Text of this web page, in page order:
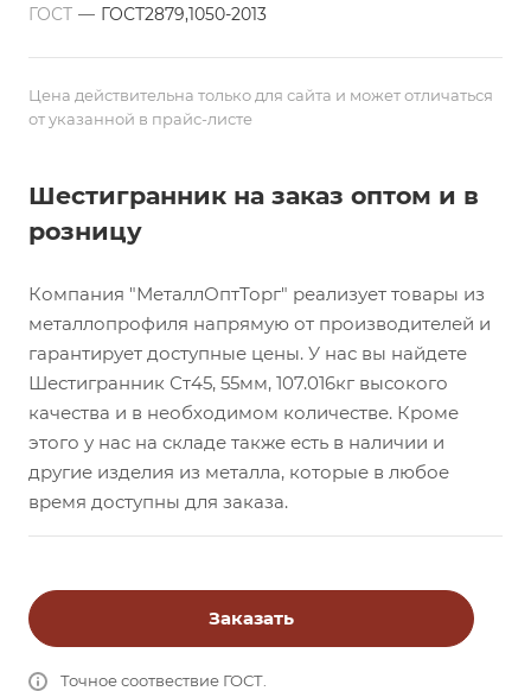
ГОСТ — ГОСТ2879,1050-2013
Цена действительна только для сайта и может отличаться
от указанной в прайс-листе
Шестигранник на заказ оптом и в
розницу
Компания "МеталлОптТорг" реализует товары из
металлопрофиля напрямую от производителей и
гарантирует доступные цены. У нас вы найдете
Шестигранник Ст45, 55мм, 107.016кг высокого
качества и в необходимом количестве. Кроме
этого у нас на складе также есть в наличии и
другие изделия из металла, которые в любое
время доступны для заказа.
Заказать
Точное соотвествие ГОСТ.